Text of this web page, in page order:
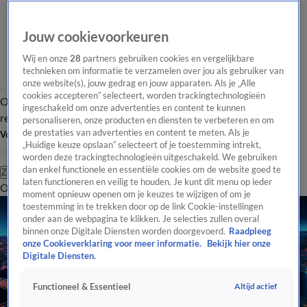
Overzicht Laatste nieuws Regionieuws Het beste van Hart
Tip de
redactie
Volg Hart van Nederland
Zoeken
OverzichtRegioUitzendingenWeerTip de redactiePanelVideo's
Jouw cookievoorkeuren
Wij en onze28 partners gebruiken cookies en vergelijkbare
technieken om informatie te verzamelen over jou als gebruiker van
onze website(s), jouw gedrag en jouw apparaten. Als je „Alle
cookies accepteren” selecteert, worden trackingtechnologieën
ingeschakeld om onze advertenties en content te kunnen
personaliseren, onze producten en diensten te verbeteren en om
de prestaties van advertenties en content te meten. Als je
„Huidige keuze opslaan” selecteert of je toestemming intrekt,
worden deze trackingtechnologieën uitgeschakeld. We gebruiken
dan enkel functionele en essentiële cookies om de website goed te
laten functioneren en veilig te houden. Je kunt dit menu op ieder
moment opnieuw openen om je keuzes te wijzigen of om je
toestemming in te trekken door op de link Cookie-instellingen
onder aan de webpagina te klikken. Je selecties zullen overal
binnen onze Digitale Diensten worden doorgevoerd. Raadpleeg
onze Cookieverklaring voor meer informatie.
Bekijk hier onze
Digitale Diensten.
Functioneel & Essentieel Altijd actief